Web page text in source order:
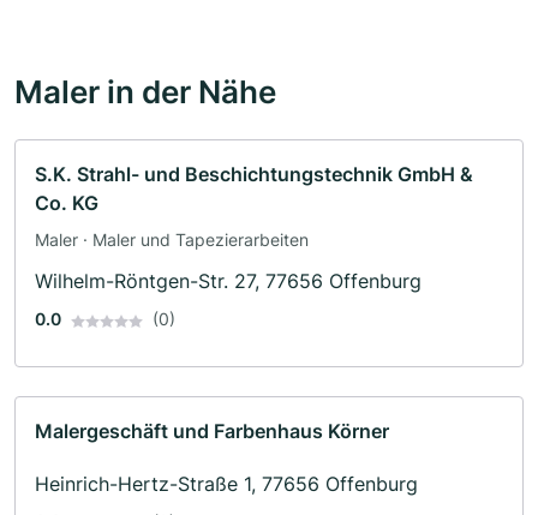
Maler in der Nähe
S.K. Strahl- und Beschichtungstechnik GmbH &
Co. KG
Maler · Maler und Tapezierarbeiten
Wilhelm-Röntgen-Str. 27, 77656 Offenburg
0.0 (0)
Malergeschäft und Farbenhaus Körner
Heinrich-Hertz-Straße 1, 77656 Offenburg